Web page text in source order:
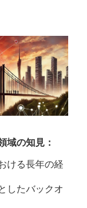
域の知見：
ける長年の経
したバックオ